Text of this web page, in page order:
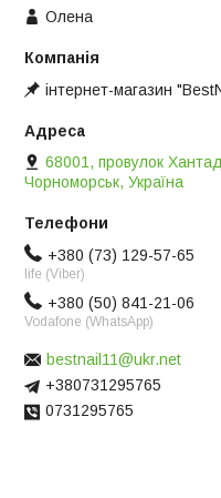
Олена
інтернет-магазин
68001, провулок
Чорноморськ, Україна
+380 (73) 129-57-65
life (Viber)
+380 (50) 841-21-06
Vodafone (WhatsApp)
bestnail11@ukr.net
+380731295765
0731295765